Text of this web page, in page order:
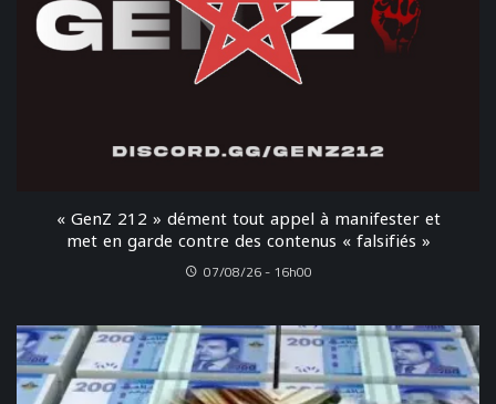
« GenZ 212 » dément tout appel à manifester et
met en garde contre des contenus « falsifiés »
07/08/26 - 16h00